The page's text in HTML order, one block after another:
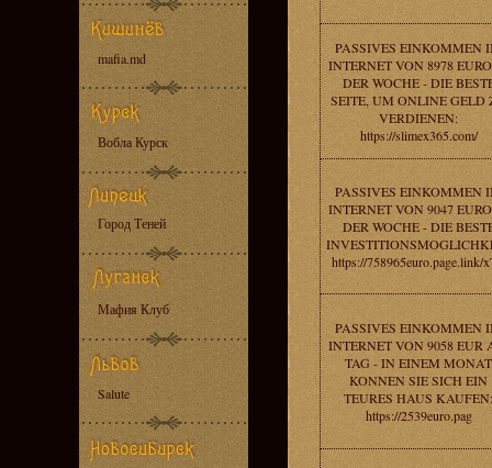
mafia.md
Вобла Курск
Город Теней
Мафия Клуб
Salute
PASSIVES EINKOMMEN
INTERNET VON 8978
DER WOCHE - DIE
SEITE, UM ONLINE GELD
VERDIENEN:
https://slimex365.com/
PASSIVES EINKOMMEN
INTERNET VON 9047
DER WOCHE - DIE
https://758965euro.page.link/
PASSIVES EINKOMMEN
INTERNET VON 9058 EUR
TAG - IN EINEM MONAT
KONNEN SIE SICH EIN
TEURES HAUS KAUFEN:
https://2539euro.pag